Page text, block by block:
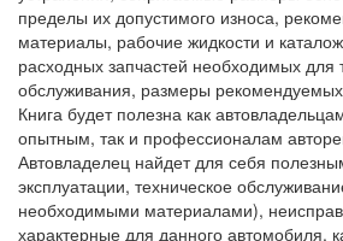
пределы их допустимого износа,
материалы, рабочие жидкости и
расходных запчастей необходимых для
обслуживания, размеры
Книга будет полезна как
опытным, так и профессионалам
Автовладелец найдет для себя
эксплуатации, техническое
необходимыми материалами),
характерные для данного автомобиля,